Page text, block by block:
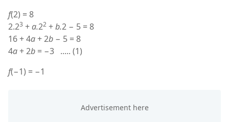
f(2) = 8
2.23 +a.22 +b.2 − 5 = 8
16 + 4a+ 2b − 5 = 8
4a+ 2b = −3 ..... (1)
f(−1) = −1